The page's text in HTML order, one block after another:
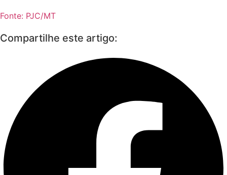
Fonte: PJC/MT
Compartilhe este artigo: